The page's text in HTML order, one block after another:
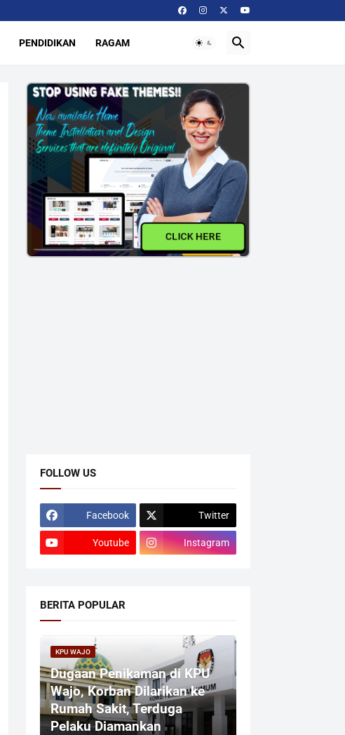
PENDIDIKAN RAGAM
CLICK HERE
FOLLOW US
Facebook Twitter
Youtube Instagram
BERITA POPULAR
KPU WAJO
Dugaan Penikaman di KPU
Wajo, Korban Dilarikan ke
Rumah Sakit, Terduga
Pelaku Diamankan